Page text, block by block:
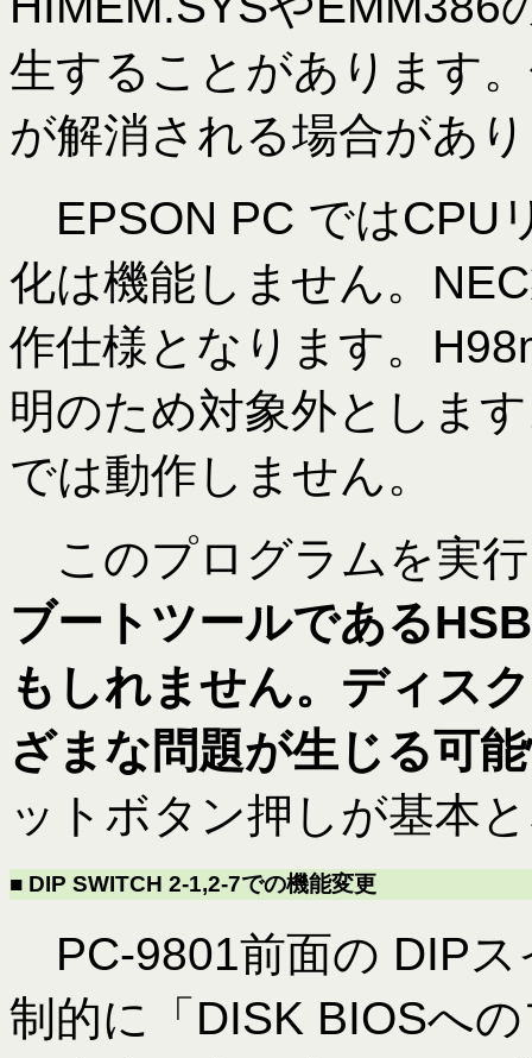
生することがあります
が解消される場合があ
EPSON PC ではCPU
化は機能しません。
作仕様となります。
明のため対象外としま
では動作しません。
このプログラムを実
ブートツールである
もしれません。ディス
ざまな問題が生じる可
ットボタン押しが基本
■ DIP SWITCH 2-1,2-7での機能変更
PC-9801前面の DIPス
制的に「DISK BIOSへ